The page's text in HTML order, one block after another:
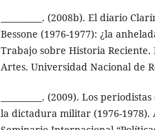
__________. (2008b). El diario
Bessone (1976-1977): ¿la
Trabajo sobre Historia
Artes. Universidad Nacional de
__________. (2009). Los
la dictadura militar (1976-